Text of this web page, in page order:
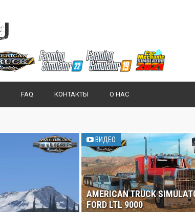
FAQ КОНТАКТЫ О НАС
ВИДЕО
AMERICAN TRUCK
FORD LTL 9000